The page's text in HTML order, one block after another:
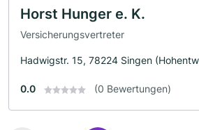
Horst Hunger e. K.
Versicherungsvertreter
Hadwigstr. 15, 78224 Singen
0.0 (0 Bewertungen)